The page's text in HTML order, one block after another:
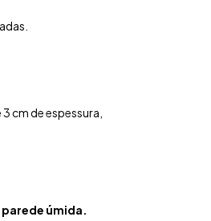
cm de espessura,
úmida.